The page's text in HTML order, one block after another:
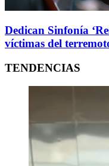
Dedican Sinfonía
víctimas del
TENDENCIAS